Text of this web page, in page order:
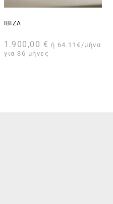
IBIZA
1.900,00 € ή 64.11€/μήνα
για 36 μήνες